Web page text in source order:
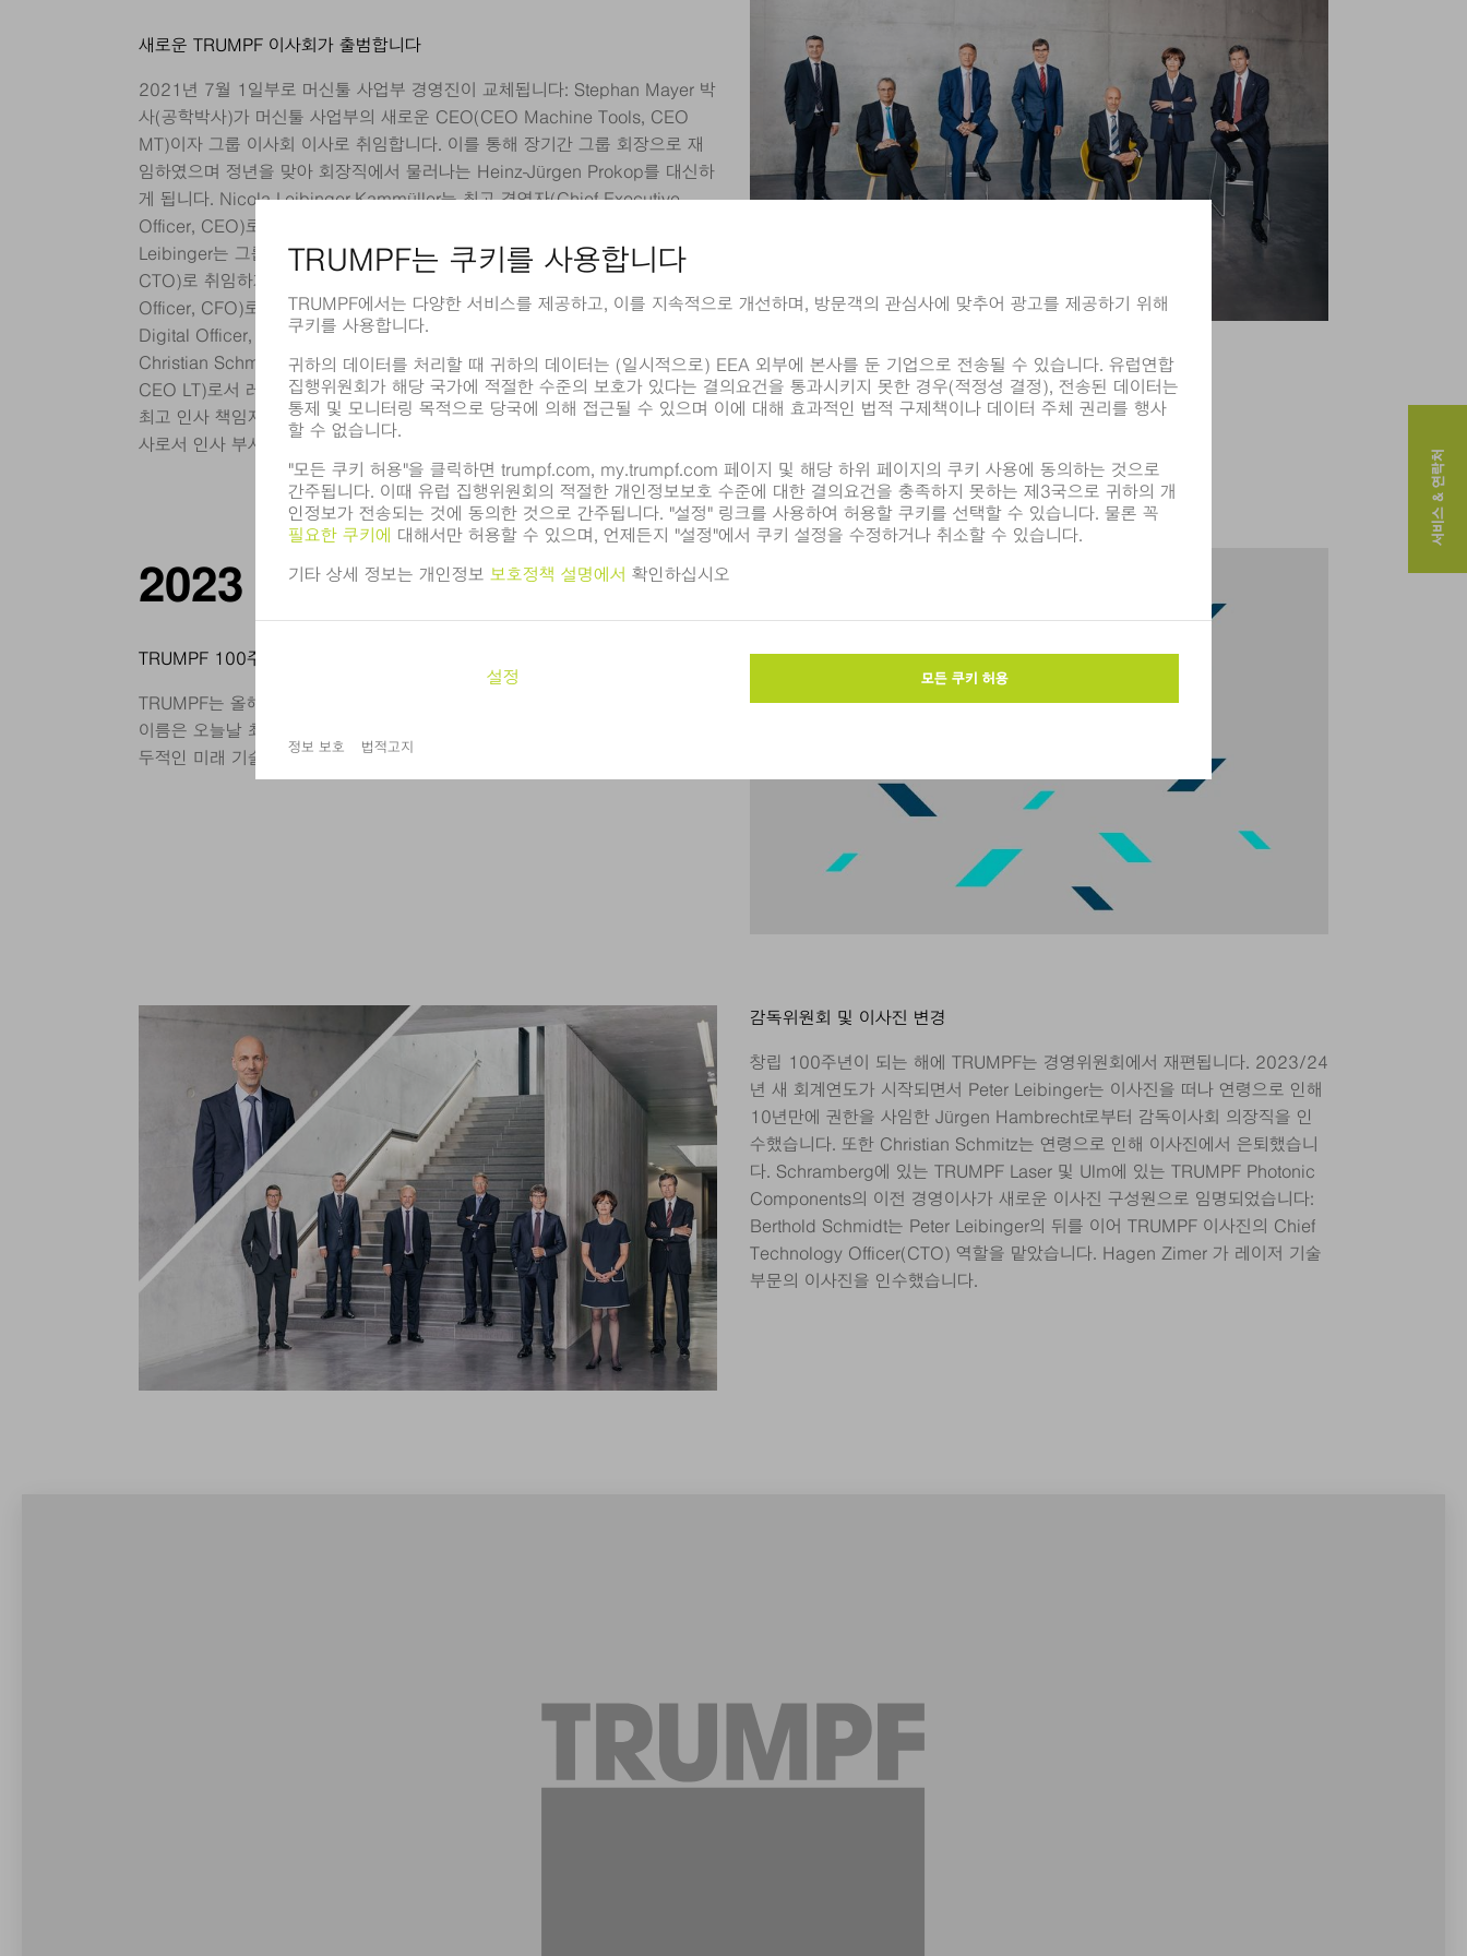
새로운 TRUMPF 이사회가 출범합니다
2021년 7월 1일부로 머신툴 사업부 경영진이 교체됩니다: Stephan Mayer 박
사(공학박사)가 머신툴 사업부의 새로운 CEO(CEO Machine Tools, CEO
MT)이자 그룹 이사회 이사로 취임합니다. 이를 통해 장기간 그룹 회장으로 재
임하였으며 정년을 맞아 회장직에서 물러나는 Heinz-Jürgen Prokop를 대신하
게 됩니다. Nicola Leibinger-Kammüller는 최고 경영자(Chief Executive
Officer, CEO)로서 TRUMPF 그룹 전체에 대한 책임을 맡게 되었습니다. Peter
Leibinger는 그룹 부회장 및 최고 기술 책임자(Chief Technology Officer,
CTO)로 취임하게 됩니다. Lars Grünert는 최고 재무 관리자(Chief Financial
Officer, CFO)로서 그룹 재정을 담당하게 됩니다. 최고 디지털 책임자(Chief
Digital Officer, CDO)로서는 Mathias Kammüller가 취임하게 되었습니다.
Christian Schmitz는 레이저 기술 부문 책임자(CEO Laser Technology,
CEO LT)로서 레이저 기술 부문을 담당하게 되었습니다. Oliver Maassen은
최고 인사 책임자(Chief Human Resources Officer, CHRO) 및 노무 담당 이
사로서 인사 부서를 담당하게 됩니다.
2023
TRUMPF 100주년
TRUMPF는 올해 창립 100주년을 기념합니다. 1923년에 창립된 TRUMPF의
이름은 오늘날 최고 수준의 산업용 판재 가공 및 레이저 기술을 대변합니다. 선
두적인 미래 기술을 확인해 보십시오.
감독위원회 및 이사진 변경
창립 100주년이 되는 해에 TRUMPF는 경영위원회에서 재편됩니다. 2023/24
년 새 회계연도가 시작되면서 Peter Leibinger는 이사진을 떠나 연령으로 인해
10년만에 권한을 사임한 Jürgen Hambrecht로부터 감독이사회 의장직을 인
수했습니다. 또한 Christian Schmitz는 연령으로 인해 이사진에서 은퇴했습니
다. Schramberg에 있는 TRUMPF Laser 및 Ulm에 있는 TRUMPF Photonic
Components의 이전 경영이사가 새로운 이사진 구성원으로 임명되었습니다:
Berthold Schmidt는 Peter Leibinger의 뒤를 이어 TRUMPF 이사진의 Chief
Technology Officer(CTO) 역할을 맡았습니다. Hagen Zimer 가 레이저 기술
부문의 이사진을 인수했습니다.
서비스 & 연락처